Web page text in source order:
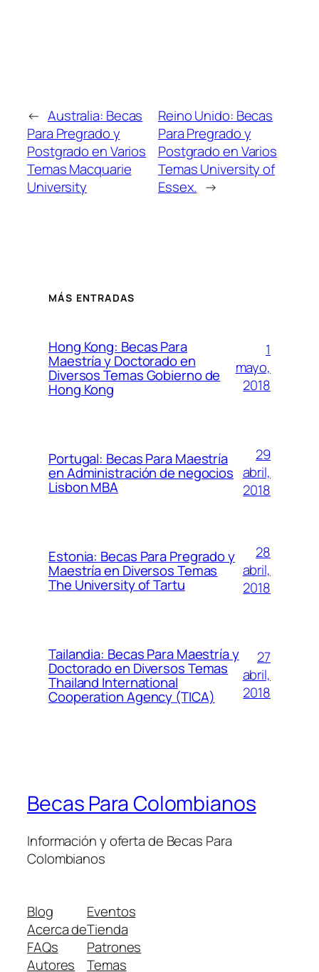
← Australia: Becas
Para Pregrado y
Postgrado en Varios
Temas Macquarie
University
Reino Unido: Becas
Para Pregrado y
Postgrado en Varios
Temas University of
Essex. →
MÁS ENTRADAS
Hong Kong: Becas Para
Maestría y Doctorado en
Diversos Temas Gobierno de
Hong Kong
1
mayo,
2018
Portugal: Becas Para Maestría
en Administración de negocios
Lisbon MBA
29
abril,
2018
Estonia: Becas Para Pregrado y
Maestría en Diversos Temas
The University of Tartu
28
abril,
2018
Tailandia: Becas Para Maestría y
Doctorado en Diversos Temas
Thailand International
Cooperation Agency (TICA)
27
abril,
2018
Becas Para Colombianos
Información y oferta de Becas Para
Colombianos
Blog
Acerca de
FAQs
Autores
Eventos
Tienda
Patrones
Temas